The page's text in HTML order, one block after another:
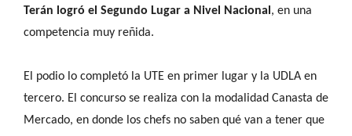
Terán logró el Segundo Lugar a Nivel Nacional , en una
competencia muy reñida.
El podio lo completó la UTE en primer lugar y la UDLA en
tercero. El concurso se realiza con la modalidad Canasta de
Mercado, en donde los chefs no saben qué van a tener que